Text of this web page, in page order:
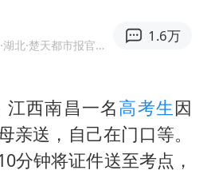
宇树科技王兴兴身家有望超200亿元
80后女柜员逆袭成4200亿银行副行长
·湖北 ·楚天都市报官方网易号
1.6万
江西南昌一名高考生因
亲送，自己在门口等。
分钟将证件送至考点，